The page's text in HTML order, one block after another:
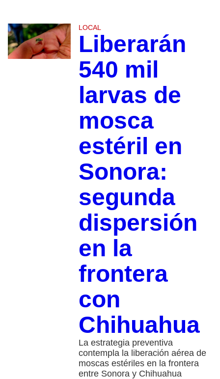
LOCAL
Liberarán
540 mil
larvas de
mosca
estéril en
Sonora:
segunda
dispersión
en la
frontera
con
Chihuahua
La estrategia preventiva
contempla la liberación aérea de
moscas estériles en la frontera
entre Sonora y Chihuahua